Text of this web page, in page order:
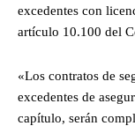
excedentes con
artículo 10.100 del
«Los contratos de
excedentes de
capítulo, serán